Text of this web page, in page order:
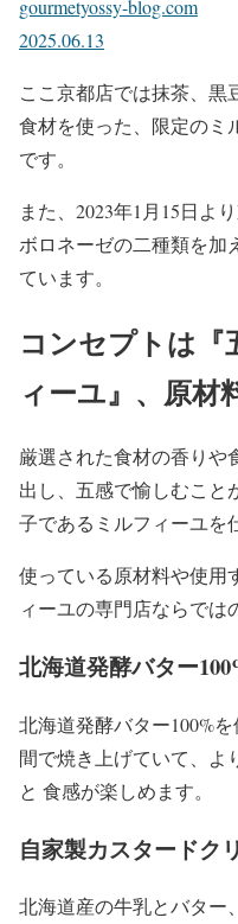
gourmetyossy-blog.com
2025.06.13
ここ京都店では抹茶、黒
食材を使った、限定のミ
です。
また、2023年1月15日よ
ボロネーゼの二種類を加
ています。
コンセプトは『
ィーユ』、原材
厳選された食材の香りや
出し、五感で愉しむこと
子であるミルフィーユを
使っている原材料や使用
ィーユの専門店ならでは
北海道発酵バター
北海道発酵バター100%
間で焼き上げていて、よ
と 食感が楽しめます。
自家製カスタードク
北海道産の牛乳とバター